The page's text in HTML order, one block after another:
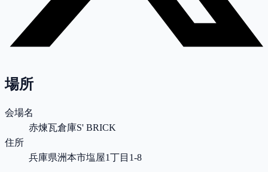
場所
会場名
赤煉瓦倉庫S' BRICK
住所
兵庫県洲本市塩屋1丁目1-8